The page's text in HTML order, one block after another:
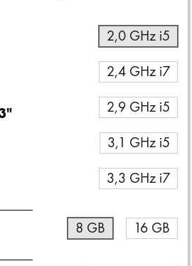
2,0 GHz i5
2,4 GHz i7
2,9 GHz i5
3,1 GHz i5
3,3 GHz i7
8 GB 16 GB